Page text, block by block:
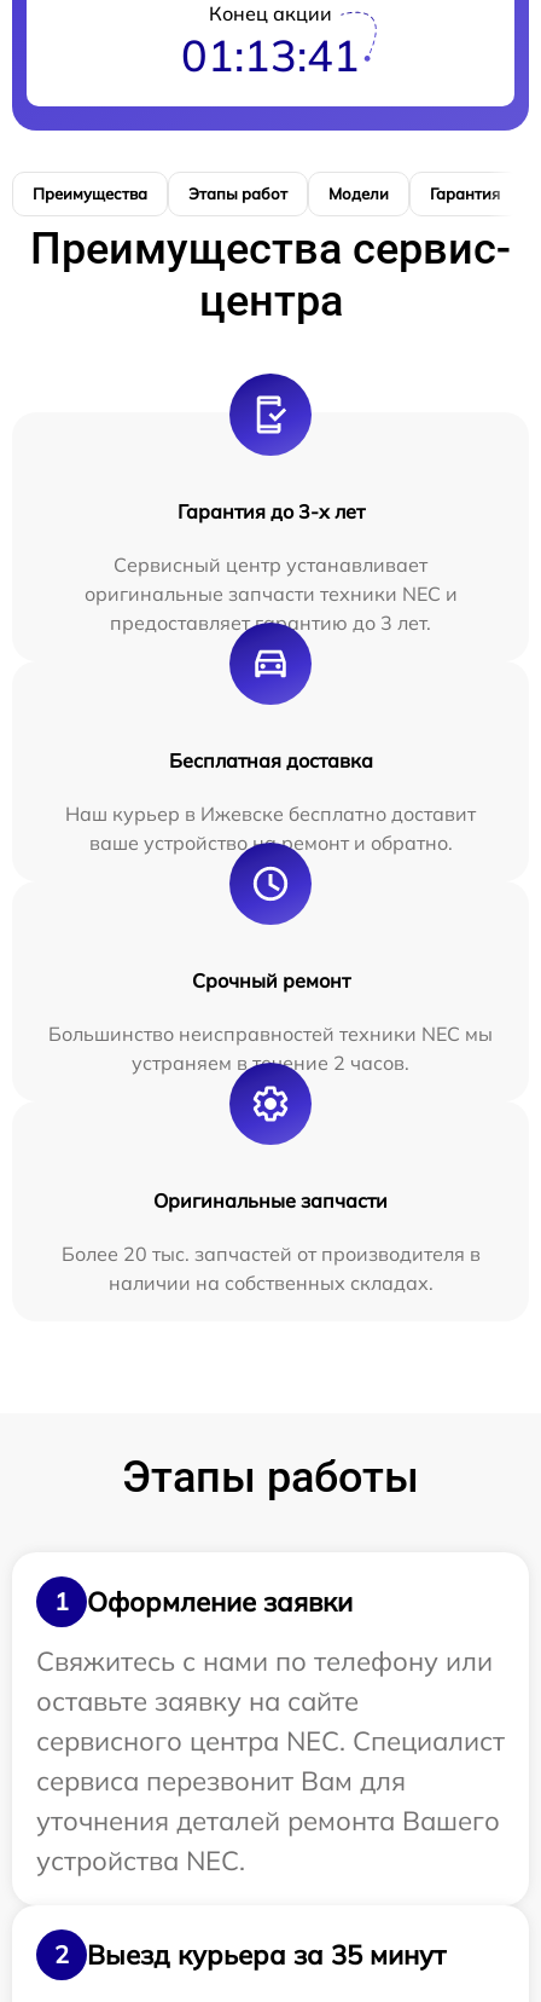
Конец акции
01:13:40
Преимущества Этапы работ Модели Гарантия
Преимущества сервис-
центра
Гарантия до 3-х лет
Сервисный центр устанавливает
оригинальные запчасти техники NEC и
предоставляет гарантию до 3 лет.
Бесплатная доставка
Наш курьер в Ижевске бесплатно доставит
ваше устройство на ремонт и обратно.
Срочный ремонт
Большинство неисправностей техники NEC мы
устраняем в течение 2 часов.
Оригинальные запчасти
Более 20 тыс. запчастей от производителя в
наличии на собственных складах.
Этапы работы
1
Оформление заявки
Свяжитесь с нами по телефону или
оставьте заявку на сайте
сервисного центра NEC. Специалист
сервиса перезвонит Вам для
уточнения деталей ремонта Вашего
устройства NEC.
2
Выезд курьера за 35 минут